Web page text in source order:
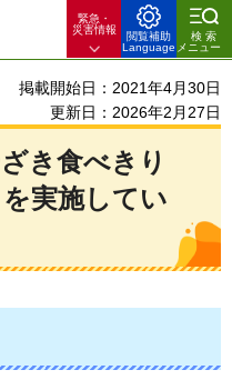
緊急・
災害情報
閲覧補助
Language
検索
メニュー
掲載開始日：2021年4月30日
更新日：2026年2月27日
き食べきり
実施してい